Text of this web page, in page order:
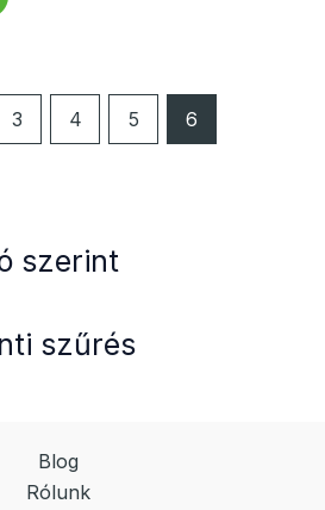
3 4 5 6
szerint
szűrés
Blog
Rólunk